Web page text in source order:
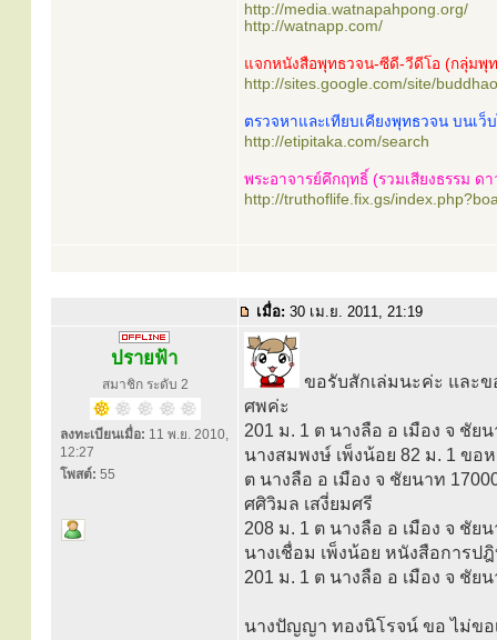
http://media.watnapahpong.org/
http://watnapp.com/
แจกหนังสือพุทธวจน-ซีดี-วีดีโอ (กลุ่มพุ
http://sites.google.com/site/
ตรวจหาและเทียบเคียงพุทธวจน บนเว็
http://etipitaka.com/search
พระอาจารย์คึกฤทธิ์ (รวมเสียงธรรม ด
http://truthoflife.fix.gs/
เมื่อ: 30 เม.ย. 2011, 21:19
ปรายฟ้า
สมาชิก ระดับ 2
ลงทะเบียนเมื่อ: 11 พ.ย. 2010,
12:27
โพสต์: 55
ขอรับสักเล่มนะค่ะ และ
ศพค่ะ
201 ม. 1 ต นางลือ อ เมือง จ ชัย
นางสมพงษ์ เพ็งน้อย 82 ม. 1 ขอ
ต นางลือ อ เมือง จ ชัยนาท
ศศิวิมล เสงี่ยมศรี
208 ม. 1 ต นางลือ อ เมือง จ ชัย
นางเชื่อม เพ็งน้อย หนังสือการป
201 ม. 1 ต นางลือ อ เมือง จ ชัย
นางปัญญา ทองนิโรจน์ ขอ ไม่ขอ